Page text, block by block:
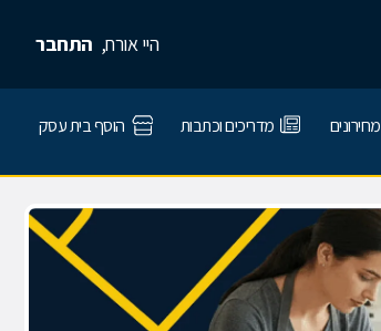
היי אורח, התחבר
מחירונים מדריכים וכתבות הוסף בית עסק